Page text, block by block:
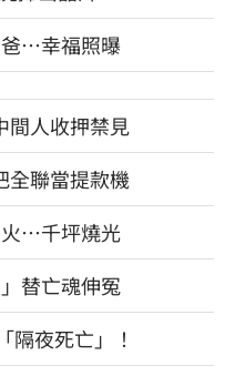
爸…幸福照曝
人收押禁見
聯當提款機
…千坪燒光
替亡魂伸冤
夜死亡」！